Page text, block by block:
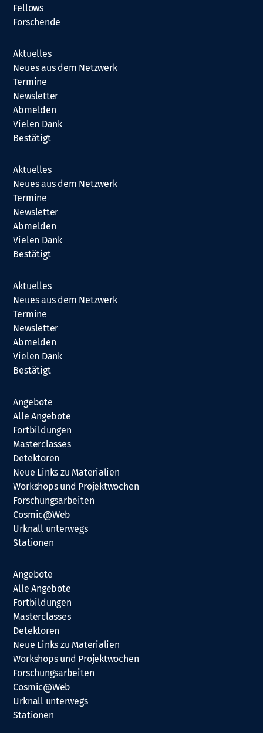
Fellows
Forschende
Aktuelles
Neues aus dem Netzwerk
Termine
Newsletter
Abmelden
Vielen Dank
Bestätigt
Aktuelles
Neues aus dem Netzwerk
Termine
Newsletter
Abmelden
Vielen Dank
Bestätigt
Aktuelles
Neues aus dem Netzwerk
Termine
Newsletter
Abmelden
Vielen Dank
Bestätigt
Angebote
Alle Angebote
Fortbildungen
Masterclasses
Detektoren
Neue Links zu Materialien
Workshops und Projektwochen
Forschungsarbeiten
Cosmic@Web
Urknall unterwegs
Stationen
Angebote
Alle Angebote
Fortbildungen
Masterclasses
Detektoren
Neue Links zu Materialien
Workshops und Projektwochen
Forschungsarbeiten
Cosmic@Web
Urknall unterwegs
Stationen